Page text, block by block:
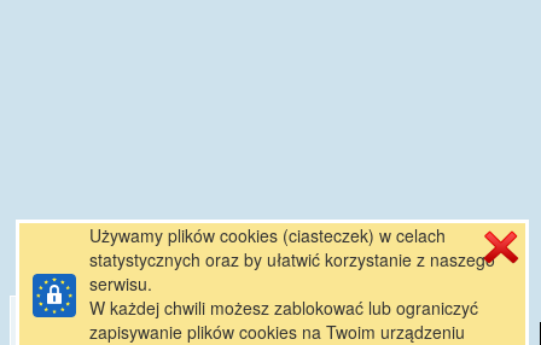
Używamy plików cookies (ciasteczek) w celach
statystycznych oraz by ułatwić korzystanie z naszego
serwisu.
W każdej chwili możesz zablokować lub ograniczyć
zapisywanie plików cookies na Twoim urządzeniu